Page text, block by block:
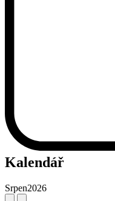
Kalendář
Srpen2026